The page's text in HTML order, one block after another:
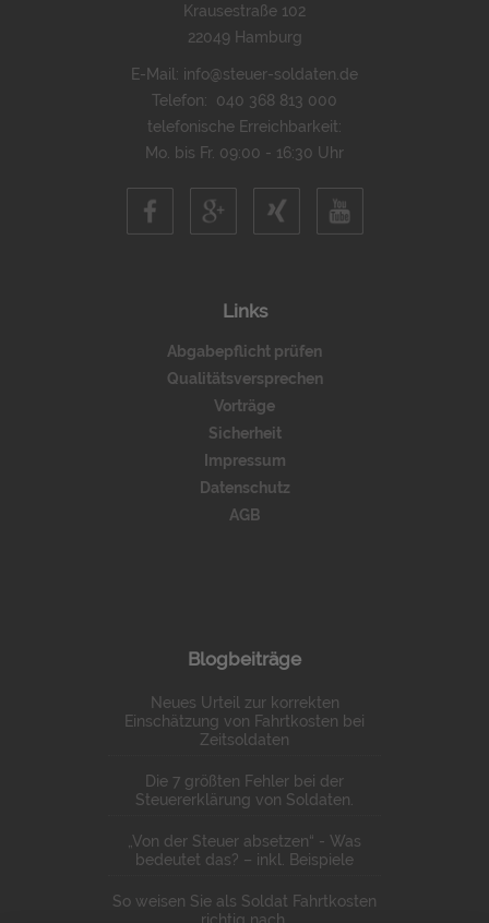
Krausestraße 102
22049 Hamburg
E-Mail: info@steuer-soldaten.de
Telefon: 040 368 813 000
telefonische Erreichbarkeit:
Mo. bis Fr. 09:00 - 16:30 Uhr
Links
Abgabepflicht prüfen
Qualitätsversprechen
Vorträge
Sicherheit
Impressum
Datenschutz
AGB
Blogbeiträge
Neues Urteil zur korrekten
Einschätzung von Fahrtkosten bei
Zeitsoldaten
Die 7 größten Fehler bei der
Steuererklärung von Soldaten.
„Von der Steuer absetzen“ - Was
bedeutet das? – inkl. Beispiele
So weisen Sie als Soldat Fahrtkosten